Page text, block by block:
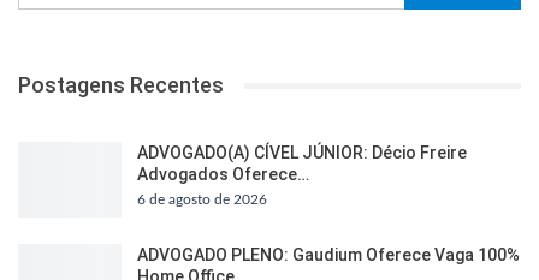
Postagens Recentes
ADVOGADO(A) CÍVEL JÚNIOR: Décio Freire
Advogados Oferece…
6 de agosto de 2026
ADVOGADO PLENO: Gaudium Oferece Vaga 100%